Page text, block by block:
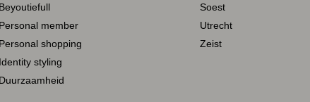
Beyoutiefull
Personal member
Personal shopping
Identity styling
Duurzaamheid
Soest
Utrecht
Zeist